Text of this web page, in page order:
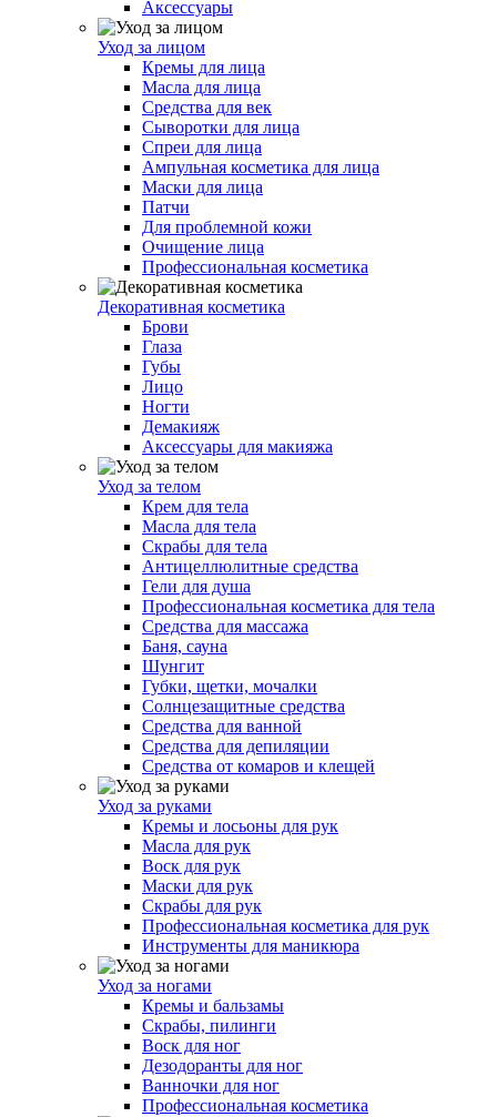
Аксессуары
Уход за лицом
Кремы для лица
Масла для лица
Средства для век
Сыворотки для лица
Спреи для лица
Ампульная косметика для лица
Маски для лица
Патчи
Для проблемной кожи
Очищение лица
Профессиональная косметика
Декоративная косметика
Брови
Глаза
Губы
Лицо
Ногти
Демакияж
Аксессуары для макияжа
Уход за телом
Крем для тела
Масла для тела
Скрабы для тела
Антицеллюлитные средства
Гели для душа
Профессиональная косметика для тела
Средства для массажа
Баня, сауна
Шунгит
Губки, щетки, мочалки
Солнцезащитные средства
Средства для ванной
Средства для депиляции
Средства от комаров и клещей
Уход за руками
Кремы и лосьоны для рук
Масла для рук
Воск для рук
Маски для рук
Скрабы для рук
Профессиональная косметика для рук
Инструменты для маникюра
Уход за ногами
Кремы и бальзамы
Скрабы, пилинги
Воск для ног
Дезодоранты для ног
Ванночки для ног
Профессиональная косметика